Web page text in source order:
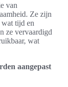
van
Ze zijn
wat tijd en
ze vervaardigd
wat
aangepast